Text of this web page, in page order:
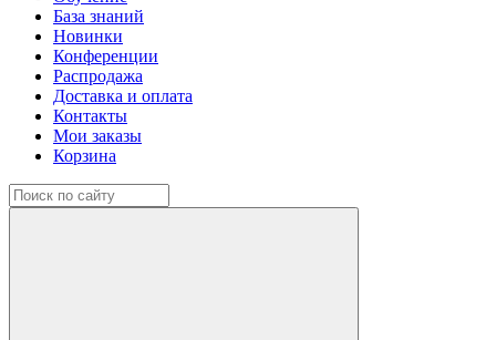
База знаний
Новинки
Конференции
Распродажа
Доставка и оплата
Контакты
Мои заказы
Корзина